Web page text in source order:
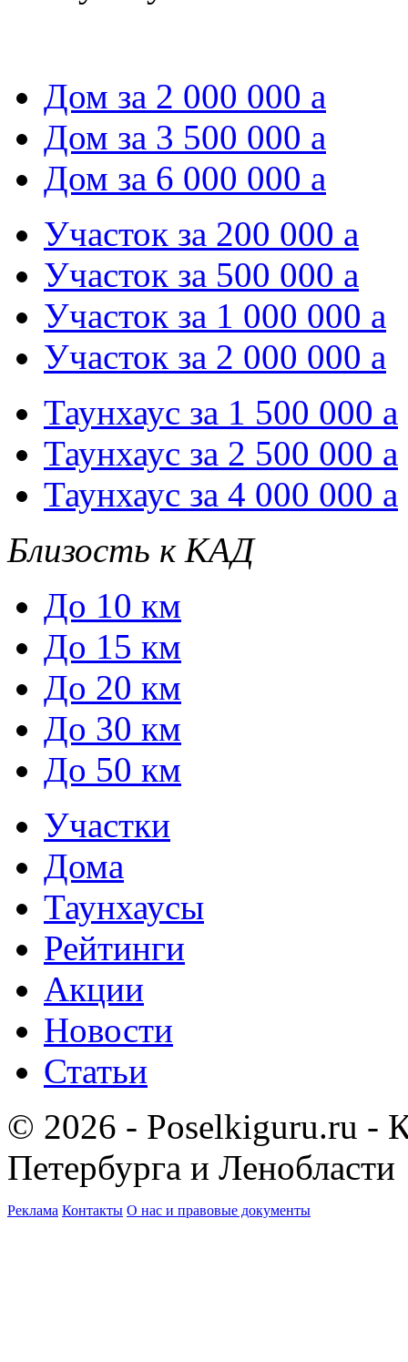
Дом за 2 000 000 a
Дом за 3 500 000 a
Дом за 6 000 000 a
Участок за 200 000 a
Участок за 500 000 a
Участок за 1 000 000 a
Участок за 2 000 000 a
Таунхаус за 1 500 000 a
Таунхаус за 2 500 000 a
Таунхаус за 4 000 000 a
Близость к КАД
До 10 км
До 15 км
До 20 км
До 30 км
До 50 км
Участки
Дома
Таунхаусы
Рейтинги
Акции
Новости
Статьи
© 2026 - Poselkiguru.ru -
Петербурга и Ленобласти
Реклама Контакты О нас и правовые документы